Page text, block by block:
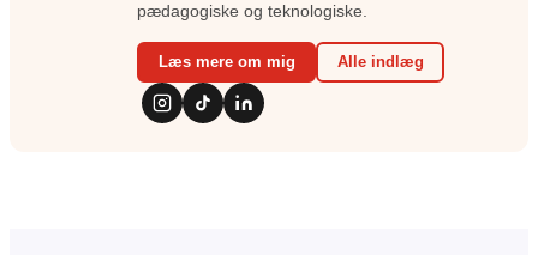
pædagogiske og teknologiske.
Læs mere om mig Alle indlæg